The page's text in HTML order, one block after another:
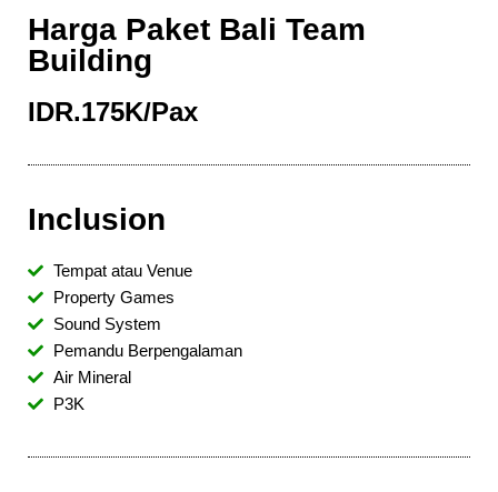
Harga Paket Bali Team
Building
IDR.175K/Pax
Inclusion
Tempat atau Venue
Property Games
Sound System
Pemandu Berpengalaman
Air Mineral
P3K